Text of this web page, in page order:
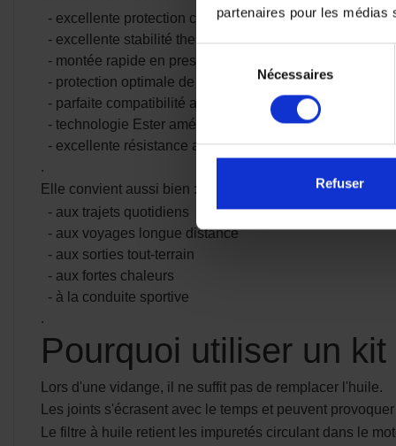
partenaires pour les médias
consentement
Nécessaires
Refuser
- excellente protection contre l'usure
- excellente stabilité thermique
- montée rapide en pression à froid
- protection optimale de la boîte de vitesses
- parfaite compatibilité avec l'embrayage à bain d'huile
- technologie Ester améliorant le film lubrifiant
- excellente résistance au cisaillement
.
Elle convient aussi bien :
- aux trajets quotidiens
- aux voyages longue distance
- aux sorties tout-terrain
- aux fortes chaleurs
- à la conduite sportive
.
Pourquoi utiliser un
Lors d'une vidange, il ne suffit pas de remplacer l'huile.
Les joints s'écrasent avec le temps et peuvent
Le filtre à huile retient les impuretés circulant dans le